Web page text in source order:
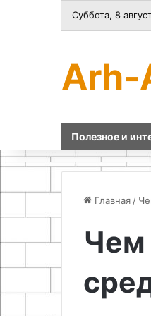
Суббота, 8
Arh-
Полезное и
Главная /
Чем